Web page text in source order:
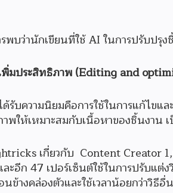
พบว่านักเขียนที่ใช้ AI ในการปรับปรุง
พิ่มประสิทธิภาพ (Editing and
ด้รับความนิยมคือการใช้ในการแก้ไข
พให้เหมาะสมกับเนื้อหาของชิ้นงาน
เกี่ยวกับ Content Creator
อีก 47 เปอร์เซ็นต์ใช้ในการปรับแต่
างคล่องตัวและใช้เวลาน้อยกว่าวิธีอื่